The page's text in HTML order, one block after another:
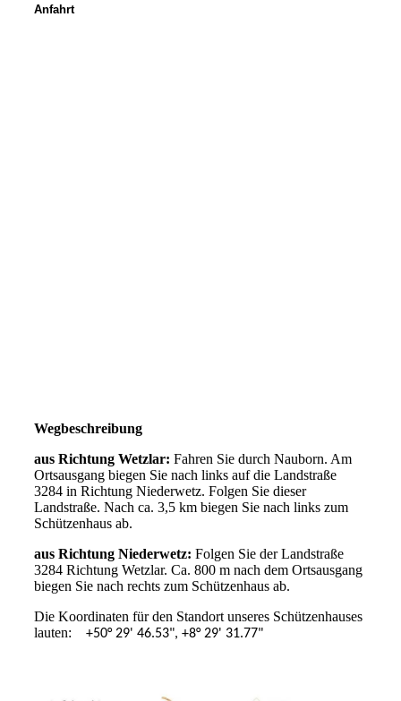
Anfahrt
Wegbeschreibung
aus Richtung Wetzlar: Fahren Sie durch Nauborn. Am
Ortsausgang biegen Sie nach links auf die Landstraße
3284 in Richtung Niederwetz. Folgen Sie dieser
Landstraße. Nach ca. 3,5 km biegen Sie nach links zum
Schützenhaus ab.
aus Richtung Niederwetz: Folgen Sie der Landstraße
3284 Richtung Wetzlar. Ca. 800 m nach dem Ortsausgang
biegen Sie nach rechts zum Schützenhaus ab.
Die Koordinaten für den Standort unseres Schützenhauses
lauten: +50° 29' 46.53", +8° 29' 31.77"